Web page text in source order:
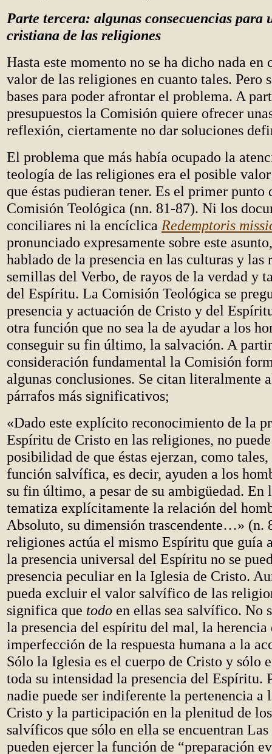
Parte tercera: algunas consecuencias para
cristiana de las religiones
Hasta este momento no se ha dicho nada en
valor de las religiones en cuanto tales. Pero
bases para poder afrontar el problema. A
presupuestos la Comisión quiere ofrecer
reflexión, ciertamente no dar soluciones
El problema que más había ocupado la
teología de las religiones era el posible
que éstas pudieran tener. Es el primer punto
Comisión Teológica (nn. 81-87). Ni los
conciliares ni la encíclica Redemptoris
pronunciado expresamente sobre este
hablado de la presencia en las culturas y las
semillas del Verbo, de rayos de la verdad y
del Espíritu. La Comisión Teológica se
presencia y actuación de Cristo y del
otra función que no sea la de ayudar a los
conseguir su fin último, la salvación. A
consideración fundamental la Comisión
algunas conclusiones. Se citan literalmente
párrafos más significativos;
«Dado este explícito reconocimiento de la
Espíritu de Cristo en las religiones, no
posibilidad de que éstas ejerzan, como
función salvífica, es decir, ayuden a los
su fin último, a pesar de su ambigüedad. En
tematiza explícitamente la relación del
Absoluto, su dimensión trascendente…» (n.
religiones actúa el mismo Espíritu que guía
la presencia universal del Espíritu no se
presencia peculiar en la Iglesia de Cristo.
pueda excluir el valor salvífico de las
significa que todo en ellas sea salvífico. No
la presencia del espíritu del mal, la herencia
imperfección de la respuesta humana a la
Sólo la Iglesia es el cuerpo de Cristo y sólo
toda su intensidad la presencia del Espíritu.
nadie puede ser indiferente la pertenencia a
Cristo y la participación en la plenitud de
salvíficos que sólo en ella se encuentran
pueden ejercer la función de “preparación